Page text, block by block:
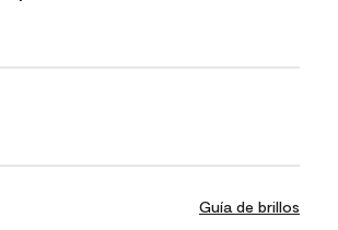
Guía de brillos